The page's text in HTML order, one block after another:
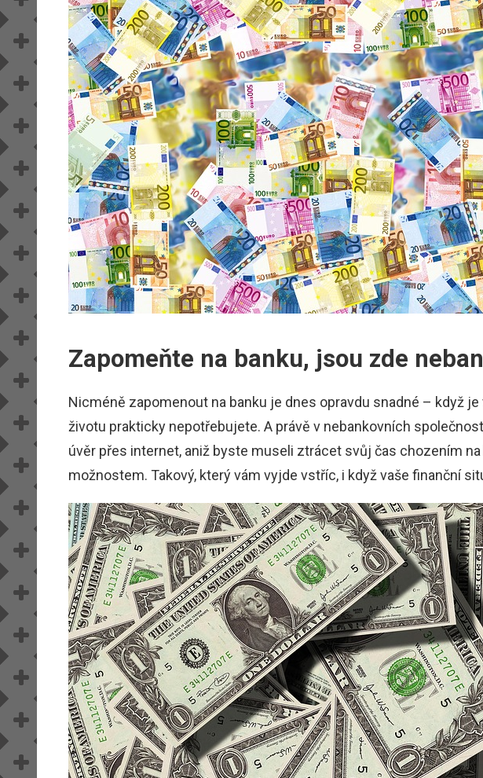
Zapomeňte na banku, jsou zde
Nicméně zapomenout na banku je dnes opravdu snadné – když
životu prakticky nepotřebujete. A právě v nebankovních
úvěr přes internet, aniž byste museli ztrácet svůj čas chozením
možnostem. Takový, který vám vyjde vstříc, i když vaše finanční